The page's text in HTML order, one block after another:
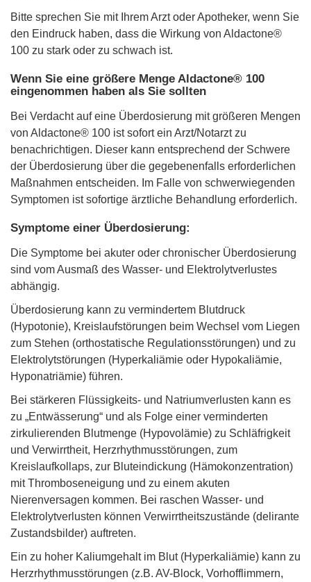
Bitte sprechen Sie mit Ihrem Arzt oder Apotheker, wenn Sie
den Eindruck haben, dass die Wirkung von Aldactone®
100 zu stark oder zu schwach ist.
Wenn Sie eine größere Menge Aldactone® 100
eingenommen haben als Sie sollten
Bei Verdacht auf eine Überdosierung mit größeren Mengen
von Aldactone® 100 ist sofort ein Arzt/Notarzt zu
benachrichtigen. Dieser kann entsprechend der Schwere
der Überdosierung über die gegebenenfalls erforderlichen
Maßnahmen entscheiden. Im Falle von schwerwiegenden
Symptomen ist sofortige ärztliche Behandlung erforderlich.
Symptome einer Überdosierung:
Die Symptome bei akuter oder chronischer Überdosierung
sind vom Ausmaß des Wasser- und Elektrolytverlustes
abhängig.
Überdosierung kann zu vermindertem Blutdruck
(Hypotonie), Kreislaufstörungen beim Wechsel vom Liegen
zum Stehen (orthostatische Regulationsstörungen) und zu
Elektrolytstörungen (Hyperkaliämie oder Hypokaliämie,
Hyponatriämie) führen.
Bei stärkeren Flüssigkeits- und Natriumverlusten kann es
zu „Entwässerung“ und als Folge einer verminderten
zirkulierenden Blutmenge (Hypovolämie) zu Schläfrigkeit
und Verwirrtheit, Herzrhythmusstörungen, zum
Kreislaufkollaps, zur Bluteindickung (Hämokonzentration)
mit Thromboseneigung und zu einem akuten
Nierenversagen kommen. Bei raschen Wasser- und
Elektrolytverlusten können Verwirrtheitszustände (delirante
Zustandsbilder) auftreten.
Ein zu hoher Kaliumgehalt im Blut (Hyperkaliämie) kann zu
Herzrhythmusstörungen (z.B. AV-Block, Vorhofflimmern,